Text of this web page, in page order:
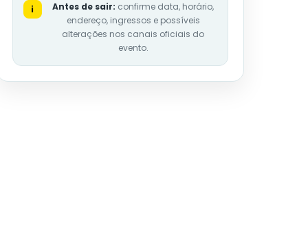
i Antes de sair: confirme data, horário,
endereço, ingressos e possíveis
alterações nos canais oficiais do
evento.